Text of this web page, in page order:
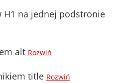
H1 na jednej podstronie
alt Rozwiń
title Rozwiń